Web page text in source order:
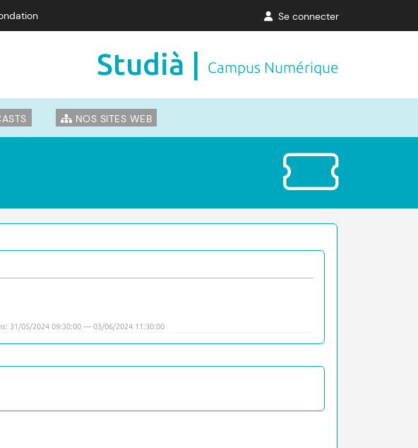
Se connecter
Studià | Campus Numérique
NOS SITES WEB
31/05/2024 09:30:00 — 03/06/2024 11:30:00